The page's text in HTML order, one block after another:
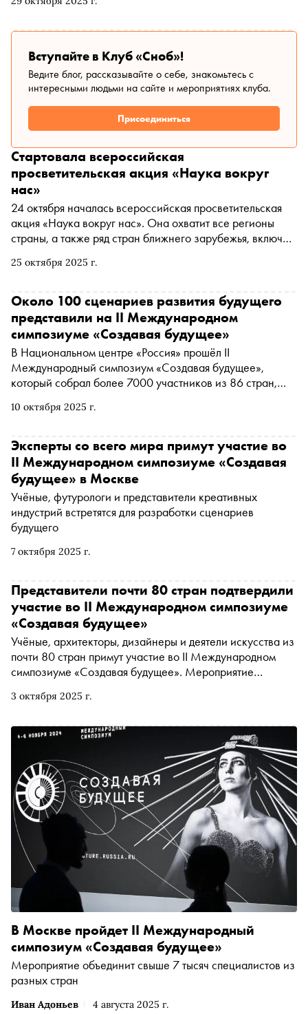
регионов России и Абхазии
Вступайте в Клуб «Сноб»!
Ведите блог, рассказывайте о себе, знакомьтесь с
интересными людьми на сайте и мероприятиях клуба.
Присоединиться
25 октября 2025 г.
Стартовала всероссийская
просветительская акция «Наука вокруг
нас»
24 октября началась всероссийская просветительская
акция «Наука вокруг нас». Она охватит все регионы
страны, а также ряд стран ближнего зарубежья, включая
Южную Осетию. Завершится акция в День работника
продемонстрировать современные достижения, дать
возможность учёным презентовать свои открытия и
поделиться знаниями в различных сферах
10 октября 2025 г.
Около 100 сценариев развития будущего
представили на II Международном
симпозиуме «Создавая будущее»
В Национальном центре «Россия» прошёл II
Международный симпозиум «Создавая будущее»,
который собрал более 7000 участников из 86 стран,
Латинскую Америку, Юго-Восточную Азию и Африку.
человек
7 октября 2025 г.
Эксперты со всего мира примут участие во
II Международном симпозиуме «Создавая
будущее» в Москве
Учёные, футурологи и представители креативных
индустрий встретятся для разработки сценариев
будущего
3 октября 2025 г.
Представители почти 80 стран подтвердили
участие во II Международном симпозиуме
«Создавая будущее»
Учёные, архитекторы, дизайнеры и деятели искусства из
почти 80 стран примут участие во II Международном
симпозиуме «Создавая будущее». Мероприятие
центре «Россия»
Иван Адоньев 4 августа 2025 г.
В Москве пройдет II Международный
симпозиум «Создавая будущее»
Мероприятие объединит свыше 7 тысяч специалистов из
разных стран